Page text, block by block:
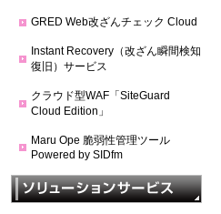
GRED Web改ざんチェック Cloud
Instant Recovery（改ざん瞬間検知
復旧）サービス
クラウド型WAF「SiteGuard
Cloud Edition」
Maru Ope 脆弱性管理ツール
Powered by SIDfm